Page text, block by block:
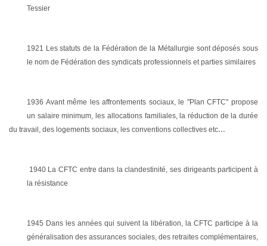
Tessier
1921 Les statuts de la Fédération de la Métallurgie sont déposés sous
le nom de Fédération des syndicats professionnels et parties similaires
1936 Avant même les affrontements sociaux, le "Plan CFTC" propose
un salaire minimum, les allocations familiales, la réduction de la durée
du travail, des logements sociaux, les conventions collectives etc...
1940 La CFTC entre dans la clandestinité, ses dirigeants participent à
la résistance
1945 Dans les années qui suivent la libération, la CFTC participe à la
généralisation des assurances sociales, des retraites complémentaires,